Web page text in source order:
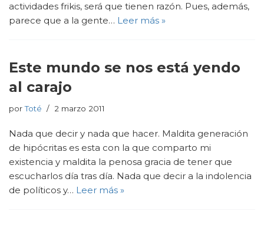
actividades frikis, será que tienen razón. Pues, además,
parece que a la gente… Leer más »
Este mundo se nos está yendo
al carajo
porToté 2 marzo 2011
Nada que decir y nada que hacer. Maldita generación
de hipócritas es esta con la que comparto mi
existencia y maldita la penosa gracia de tener que
escucharlos día tras día. Nada que decir a la indolencia
de políticos y… Leer más »